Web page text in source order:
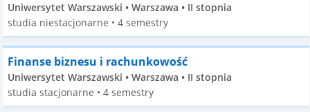
Uniwersytet Warszawski • Warszawa • II stopnia
studia niestacjonarne • 4 semestry
Finanse biznesu i rachunkowość
Uniwersytet Warszawski • Warszawa • II stopnia
studia stacjonarne • 4 semestry